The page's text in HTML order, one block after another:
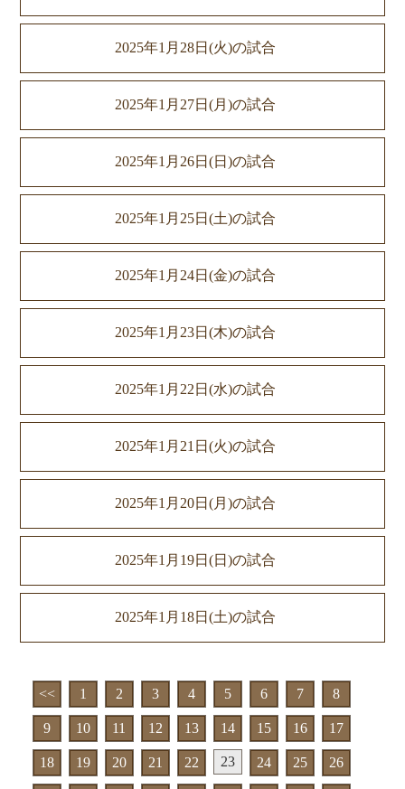
2025年1月28日(火)の試合
2025年1月27日(月)の試合
2025年1月26日(日)の試合
2025年1月25日(土)の試合
2025年1月24日(金)の試合
2025年1月23日(木)の試合
2025年1月22日(水)の試合
2025年1月21日(火)の試合
2025年1月20日(月)の試合
2025年1月19日(日)の試合
2025年1月18日(土)の試合
<< 1 2 3 4 5 6 7 8
9 10 11 12 13 14 15 16 17
18 19 20 21 22 23 24 25 26